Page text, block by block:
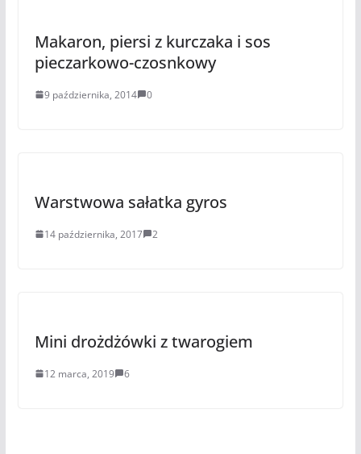
Makaron, piersi z kurczaka i sos
pieczarkowo-czosnkowy
9 października, 2014 0
Warstwowa sałatka gyros
14 października, 2017 2
Mini drożdżówki z twarogiem
12 marca, 2019 6